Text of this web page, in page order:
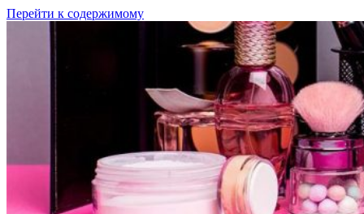
Перейти к содержимому